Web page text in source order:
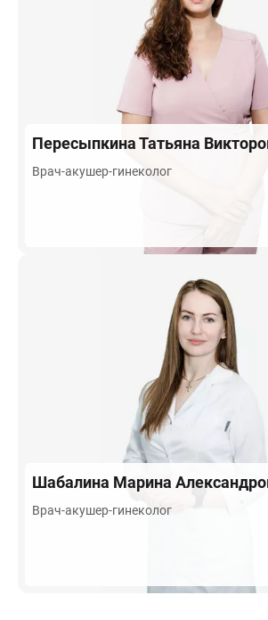
ПересыпкинаТатьяна
Врач-акушер-гинеколог
Шабалина Марина
Врач-акушер-гинеколог